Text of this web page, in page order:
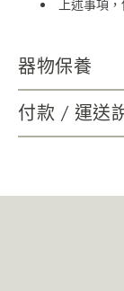
上述事項
器物保養
陶瓷器清
砂功能之餐具
木質及金
使用
付款 / 運送